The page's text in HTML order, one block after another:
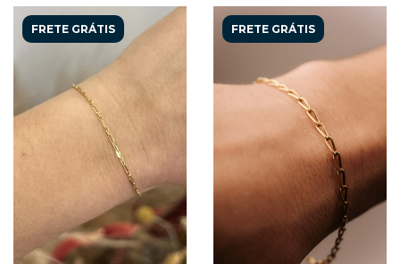
FRETE GRÁTIS FRETE GRÁTIS